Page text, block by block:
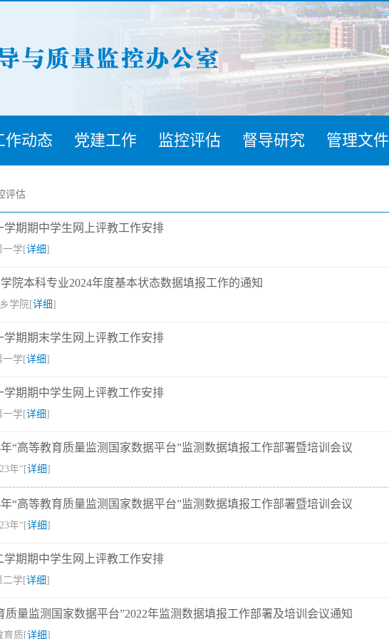
作动态 党建工作 监控评估 督导研究 管理文件
评估
学期期中学生网上评教工作安排
一学[详细]
院本科专业2024年度基本状态数据填报工作的通知
学院[详细]
学期期末学生网上评教工作安排
一学[详细]
学期期中学生网上评教工作安排
一学[详细]
“高等教育质量监测国家数据平台”监测数据填报工作部署暨培训会议
年“[详细]
“高等教育质量监测国家数据平台”监测数据填报工作部署暨培训会议
年“[详细]
学期期中学生网上评教工作安排
二学[详细]
质量监测国家数据平台”2022年监测数据填报工作部署及培训会议通知
育质[详细]